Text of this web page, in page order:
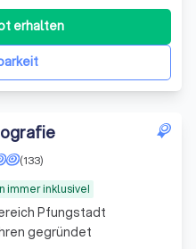
erhalten
immer inklusive!
(133)
Pfungstadt
gegründet